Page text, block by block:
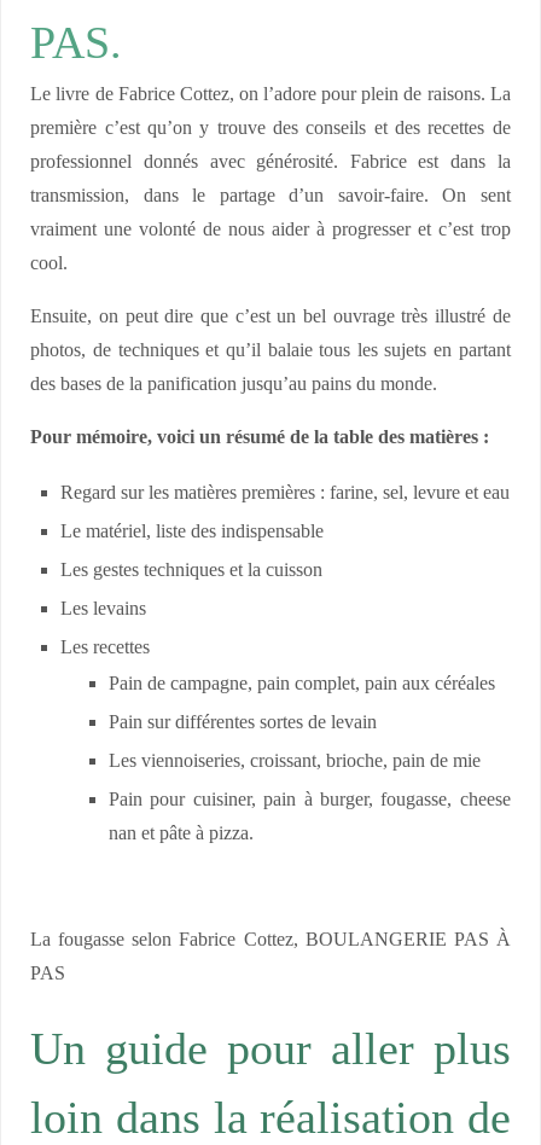
PAS.
Le livre de Fabrice Cottez, on l’adore pour plein de raisons. La
première c’est qu’on y trouve des conseils et des recettes de
professionnel donnés avec générosité. Fabrice est dans la
transmission, dans le partage d’un savoir-faire. On sent
vraiment une volonté de nous aider à progresser et c’est trop
cool.
Ensuite, on peut dire que c’est un bel ouvrage très illustré de
photos, de techniques et qu’il balaie tous les sujets en partant
des bases de la panification jusqu’au pains du monde.
Pour mémoire, voici un résumé de la table des matières :
Regard sur les matières premières : farine, sel, levure et eau
Le matériel, liste des indispensable
Les gestes techniques et la cuisson
Les levains
Les recettes
Pain de campagne, pain complet, pain aux céréales
Pain sur différentes sortes de levain
Les viennoiseries, croissant, brioche, pain de mie
Pain pour cuisiner, pain à burger, fougasse, cheese
nan et pâte à pizza.
La fougasse selon Fabrice Cottez, BOULANGERIE PAS À
PAS
Un guide pour aller plus
loin dans la réalisation de